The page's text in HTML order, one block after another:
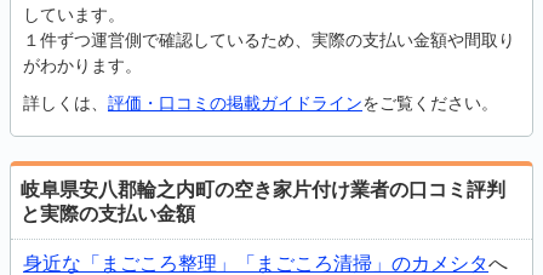
しています。
１件ずつ運営側で確認しているため、実際の支払い金額や間取り
がわかります。
詳しくは、 評価・口コミの掲載ガイドラインをご覧ください。
岐阜県安八郡輪之内町の空き家片付け業者の口コミ評判
と実際の支払い金額
身近な「まごころ整理」「まごころ清掃」のカメシタへ